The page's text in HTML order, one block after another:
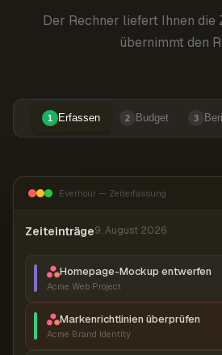
Der Rechner liefert Ihnen
übernimmt den
1 Erfassen 2 Budget 3
Everhour — Zeiterfassung
Zeiteinträge9. August 2026
Homepage-Mockup entwerfen
Acme Web Project
Markenrichtlinien überprüfen
Acme Brand Identity